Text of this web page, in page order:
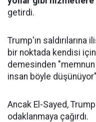
getirdi.
Trump'ın saldırılarına
bir noktada kendisi
demesinden
insan böyle
Ancak El-Sayed,
odaklanmaya çağırdı.